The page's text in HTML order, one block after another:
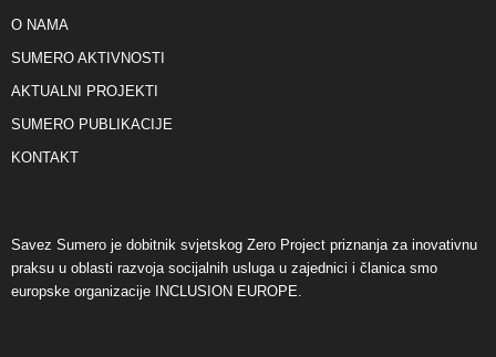
O NAMA
SUMERO AKTIVNOSTI
AKTUALNI PROJEKTI
SUMERO PUBLIKACIJE
KONTAKT
Savez Sumero je dobitnik svjetskog Zero Project priznanja za inovativnu
praksu u oblasti razvoja socijalnih usluga u zajednici i članica smo
europske organizacije INCLUSION EUROPE.